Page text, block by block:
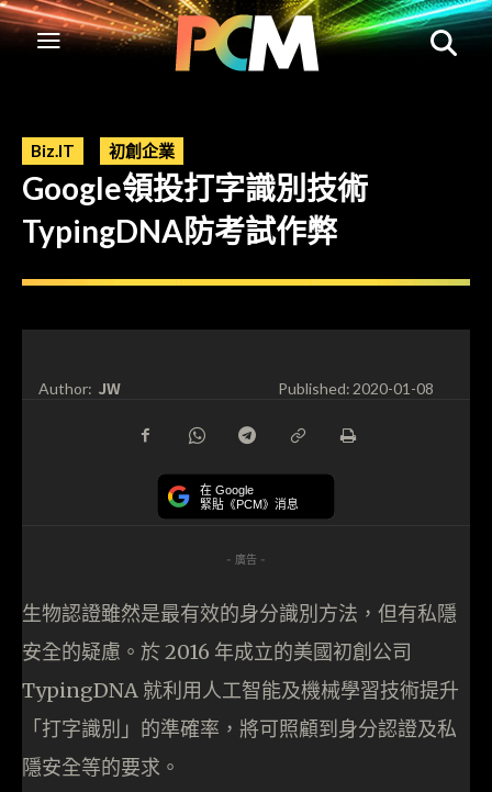
Biz.IT 初創企業
Google領投打字識別技術
TypingDNA防考試作弊
Author: JW Published:2020-01-08
在 Google
緊貼《PCM》消息
- 廣告 -
生物認證雖然是最有效的身分識別方法，但有私隱
安全的疑慮。於 2016 年成立的美國初創公司
TypingDNA 就利用人工智能及機械學習技術提升
「打字識別」的準確率，將可照顧到身分認證及私
隱安全等的要求。